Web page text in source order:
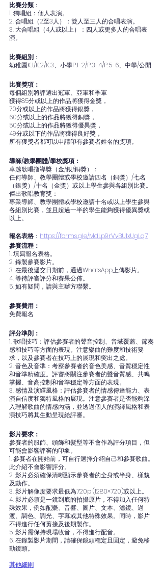
比賽分類 ：
1. 獨唱組：個人表演。
2. 合唱組（2至3人）：雙人至三人的合唱表演。
3. 大合唱組（4人或以上）：四人或更多人的合唱表
演。
比賽組別 ：
幼稚園K.1/K.2/K.3、小學P.1-2/P.3-4/P.5-6、中學/公開
比賽獎項：
每個組別將評選出冠軍、亞軍和季軍
獲得85分或以上的作品將獲得金獎，
70分或以上的作品將獲得銀獎，
60分或以上的作品將獲得銅獎，
50分或以上的作品將獲得優異獎，
49分或以下的作品將獲得良好獎，
所有獲獎者都可以申請印有參賽者姓名的獎項。
導師/教學團體/學校獎項：
卓越歌唱指導獎（金/銀/銅獎）：
任何導師、教學團體或學校邀請四名（銅獎）/七名
（銀獎）/十名（金獎）或以上學生參與各組別比賽。
傑出歌唱教育獎：
專業導師、教學團體或學校邀請十名或以上學生參與
各組別比賽，並且超過一半的學生能夠獲得優異獎或
以上。
報名表格 ： https://forms.gle/MdLp9rVvBU1xUgLq7
參賽流程：
1. 填寫報名表格。
2. 錄製參賽影片。
3. 在最後遞交日期前，通過WhatsApp上傳影片。
4. 等待評審評分和賽果公佈。
5. 如有疑問，請與主辦方聯繫。
參賽費用：
免費報名
評分準則：
1. 歌唱技巧：評估參賽者的聲音控制、音域覆蓋、節奏
感和技巧等方面的表現。注意樂曲的難度和技術要
求，以及參賽者在技巧上的展現和突出之處。
2. 音色及音準：考察參賽者的音色美感、音質穩定性
和音準精確度。評審將關注參賽者的聲音質感、共鳴
掌握、音高控制和音準穩定等方面的表現。
3. 感情及演繹風格：評估參賽者的情感傳達能力、表
演自信度和獨特風格的展現。注意參賽者是否能夠深
入理解歌曲的情感內涵，並透過個人的演繹風格和表
演技巧將其生動呈現給評審。
影片要求：
參賽者的服飾、頭飾和髮型等不會作為評分項目，但
可能會影響評審的印象。
1. 參賽者在開始前，可自行選擇介紹自己和參賽歌曲。
此介紹不會影響評分。
2. 影片必須確保清晰顯示參賽者的全身或半身、樣貌
及動作。
3. 影片解像度要求最低為720p (1280×720)或以上。
4. 影片必須是一鏡到底的拍攝原片，不得加入任何特
殊效果，例如配樂、音響、圖片、文本、濾鏡、過
渡、調色、調光、字幕或其他特殊效果。同時，影片
不得進行任何剪接及後期製作。
5. 影片需保持現場收音，不得進行配音。
6. 在錄製影片期間，請確保鏡頭穩定且固定，避免移
動鏡頭。
其他細則